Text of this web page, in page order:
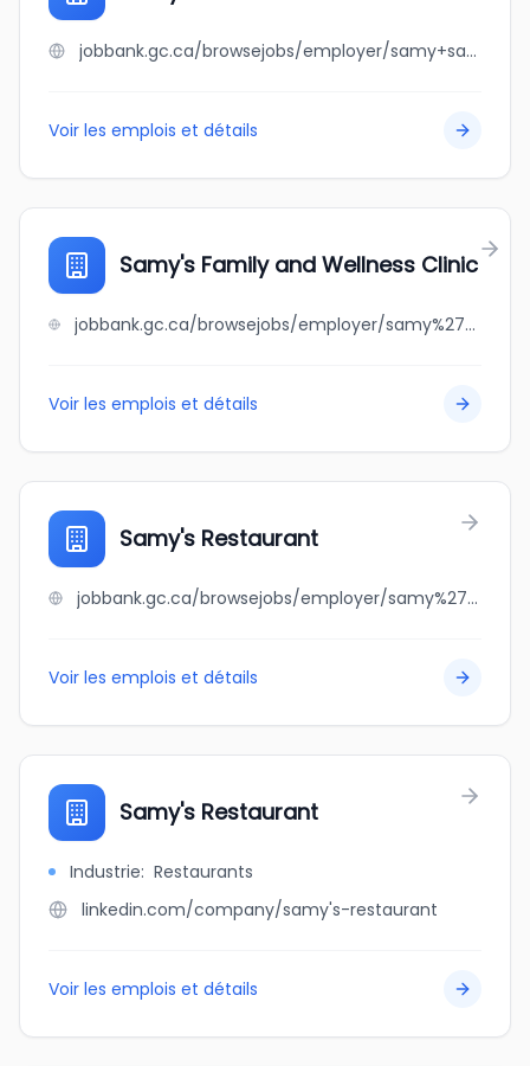
jobbank.gc.ca/browsejobs/employer/samy+sabbah/ca
Voir les emplois et détails
Samy's Family and Wellness Clinic
jobbank.gc.ca/browsejobs/employer/samy%27s+family+and+wellness+clinic/ca
Voir les emplois et détails
Samy's Restaurant
jobbank.gc.ca/browsejobs/employer/samy%27s+restaurant/ca
Voir les emplois et détails
Samy's Restaurant
Industrie: Restaurants
linkedin.com/company/samy's-restaurant
Voir les emplois et détails